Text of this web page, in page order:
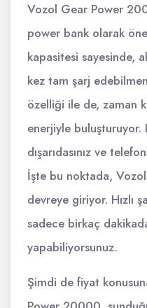
Vozol Gear Power
power bank olarak
kapasitesi sayesinde,
kez tam şarj
özelliği ile de, zaman
enerjiyle buluşturuyor.
dışarıdasınız ve
İşte bu noktada,
devreye giriyor. Hızlı
sadece birkaç
yapabiliyorsunuz.
Şimdi de fiyat